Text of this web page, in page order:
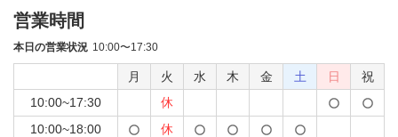
営業時間
本日の営業状況 10:00〜17:30
月 火 水 木 金 土 日
祝
10:00~17:30
休
10:00~18:00
休